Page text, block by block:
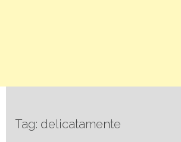
Tag: delicatamente